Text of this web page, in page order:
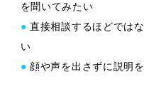
を聞いてみたい
● 直接相談するほどでは
い
● 顔や声を出さずに説明